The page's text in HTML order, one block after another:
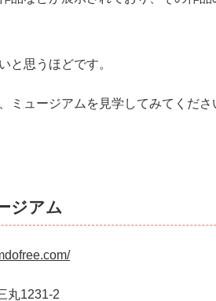
と思うほどです。
ミュージアムを見学してみてくださ
ジアム
丸1231-2